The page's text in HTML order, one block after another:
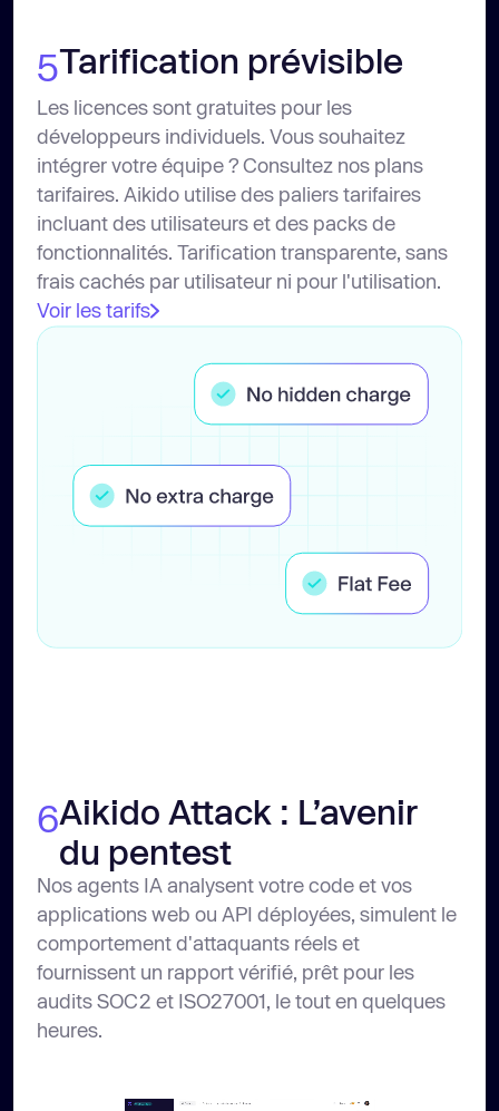
5Tarification prévisible
Les licences sont gratuites pour les
développeurs individuels. Vous souhaitez
intégrer votre équipe ? Consultez nos plans
tarifaires. Aikido utilise des paliers tarifaires
incluant des utilisateurs et des packs de
fonctionnalités. Tarification transparente, sans
frais cachés par utilisateur ni pour l'utilisation.
Voir les tarifs
6Aikido Attack : L’avenir
du pentest
Nos agents IA analysent votre code et vos
applications web ou API déployées, simulent le
comportement d'attaquants réels et
fournissent un rapport vérifié, prêt pour les
audits SOC2 et ISO27001, le tout en quelques
heures.